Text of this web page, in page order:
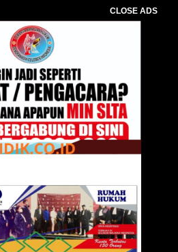
CLOSE ADS